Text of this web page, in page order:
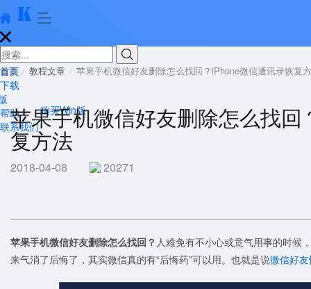
  


首页
下载
购买Win版
帮助
联系我们
首页 教程文章 苹果手机微信好友删除怎么找回？iPhone微信通讯录恢复
苹果手机微信好友删除怎么找
复方法
2018-04-08 20271
苹果手机微信好友删除怎么找回？ 人难免有不小心或意气用事的时候
来气消了后悔了，其实微信真的有“后悔药”可以用。也就是说微信好